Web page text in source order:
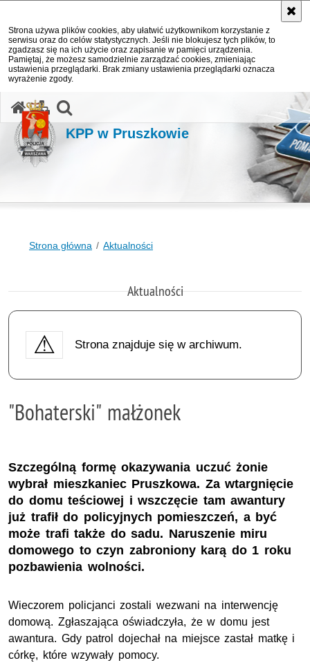
Strona używa plików cookies, aby ułatwić użytkownikom korzystanie z
serwisu oraz do celów statystycznych. Jeśli nie blokujesz tych plików, to
zgadzasz się na ich użycie oraz zapisanie w pamięci urządzenia.
Pamiętaj, że możesz samodzielnie zarządzać cookies, zmieniając
ustawienia przeglądarki. Brak zmiany ustawienia przeglądarki oznacza
wyrażenie zgody.
KPP w Pruszkowie
Strona główna Aktualności
Aktualności
Strona znajduje się w archiwum.
"Bohaterski" małżonek
Szczególną formę okazywania uczuć żonie
wybrał mieszkaniec Pruszkowa. Za wtargnięcie
do domu teściowej i wszczęcie tam awantury
już trafił do policyjnych pomieszczeń, a być
może trafi także do sadu. Naruszenie miru
domowego to czyn zabroniony karą do 1 roku
pozbawienia wolności.
Wieczorem policjanci zostali wezwani na interwencję
domową. Zgłaszająca oświadczyła, że w domu jest
awantura. Gdy patrol dojechał na miejsce zastał matkę i
córkę, które wzywały pomocy.